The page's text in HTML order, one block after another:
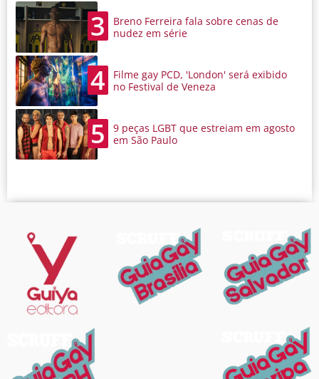
3
Breno Ferreira fala sobre cenas de
nudez em série
4
Filme gay PCD, 'London' será exibido
no Festival de Veneza
5
9 peças LGBT que estreiam em agosto
em São Paulo